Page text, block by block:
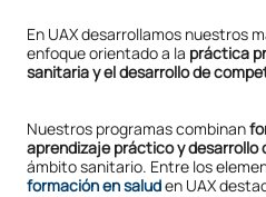
En UAX desarrollamos nuestros
enfoque orientado a la práctica
sanitaria y el desarrollo de
Nuestros programas combinan
aprendizaje práctico y desarrollo
ámbito sanitario. Entre los
formación en saluden UAX